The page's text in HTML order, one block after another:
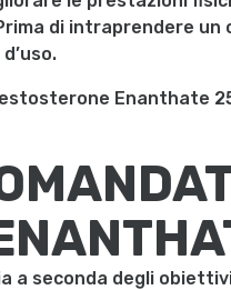
di intraprendere
Enanthate
seconda degli